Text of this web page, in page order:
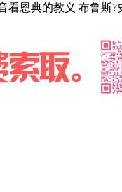
恩典的教义 布鲁斯?